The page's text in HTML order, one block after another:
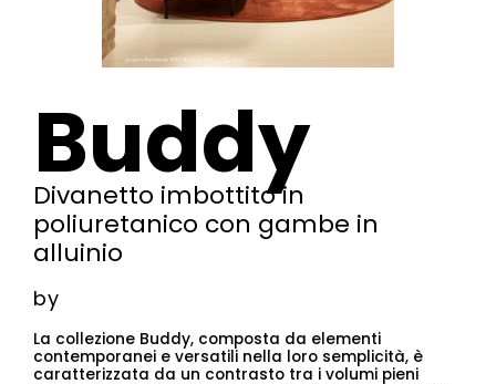
Buddy
Divanetto imbottito in
poliuretanico con gambe in
alluinio
by
La collezione Buddy, composta da elementi
contemporanei e versatili nella loro semplicità, è
caratterizzata da un contrasto tra i volumi pieni